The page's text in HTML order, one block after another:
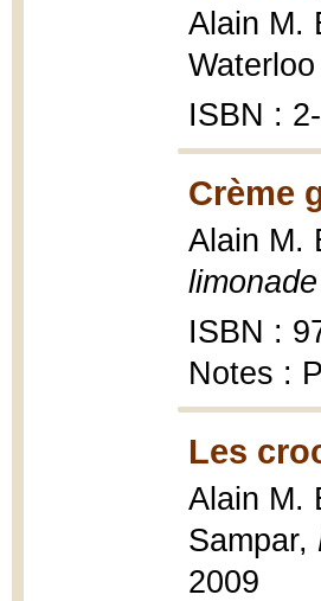
Alain M.
ISBN :
Crème
Alain M.
ISBN :
Notes :
Les
Alain M.
Sampar,
2009